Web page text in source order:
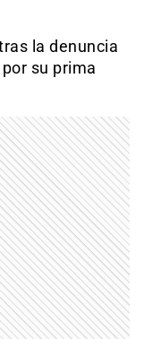
la denuncia
su prima